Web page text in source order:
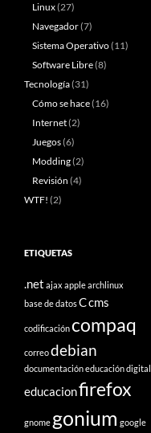
Linux(27)
Navegador(7)
Sistema Operativo(11)
Software Libre(8)
Tecnología(31)
Cómo se hace(16)
Internet(2)
Juegos(6)
Modding(2)
Revisión (4)
WTF! (2)
ETIQUETAS
.net ajax applearchlinux
base de datosCcms
codificacióncompaq
correodebian
documentacióneducación digital
educacionfirefox
gnome gonium google